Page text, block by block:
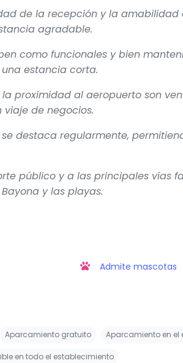
de la recepción y la amabilidad
agradable.
como funcionales y bien
estancia corta.
proximidad al aeropuerto son
viaje de negocios.
destaca regularmente,
público y a las principales vías
y las playas.
Admite mascotas
Aparcamiento gratuito Aparcamiento en el
en todo el establecimiento